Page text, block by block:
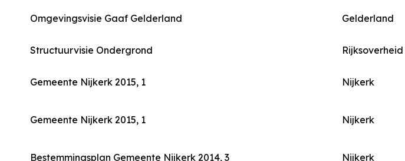
Omgevingsvisie Gaaf Gelderland Gelderland
Structuurvisie Ondergrond Rijksoverheid
Gemeente Nijkerk 2015, 1 Nijkerk
Gemeente Nijkerk 2015, 1 Nijkerk
Bestemmingsplan Gemeente Nijkerk 2014, 3 Nijkerk